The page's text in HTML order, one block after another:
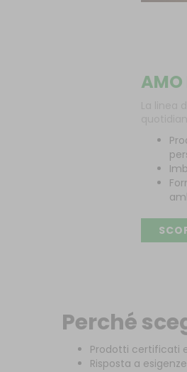
AMO
Perché
Prodotti certificati
Risposta a